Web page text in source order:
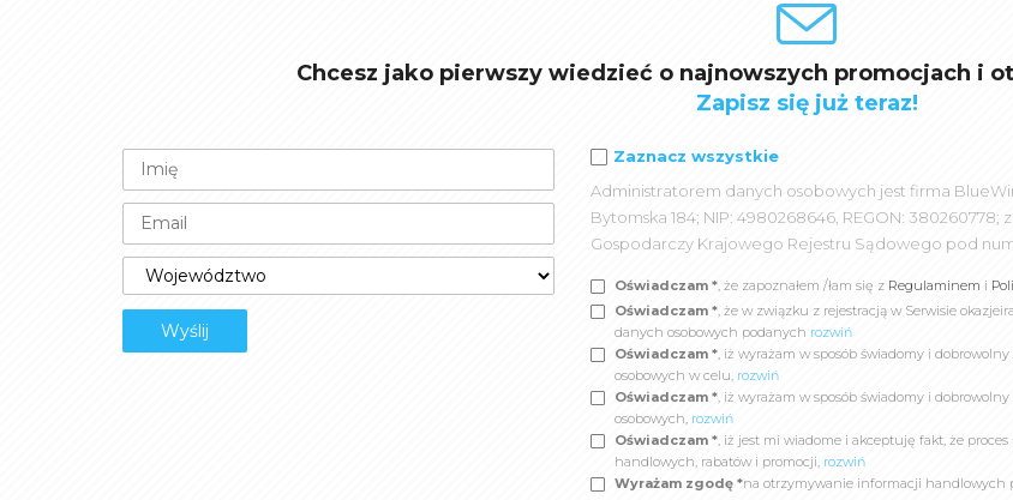
Chcesz jako pierwszy wiedzieć o najnowszych promocjach i
Zapisz się już teraz!
Zaznacz wszystkie
Administratorem danych osobowych jest firma
Bytomska 184; NIP: 4980268646, REGON:
Gospodarczy Krajowego Rejestru Sądowego pod
Oświadczam *, że zapoznałem /łam się z Regulaminem i
Oświadczam *, że w związku z rejestracją w Serwisie
danych osobowych podanych rozwiń
Oświadczam *, iż wyrażam w sposób świadomy i
osobowych w celu, rozwiń
Oświadczam *, iż wyrażam w sposób świadomy i
osobowych, rozwiń
Oświadczam *, iż jest mi wiadome i akceptuję fakt, że
handlowych, rabatów i promocji, rozwiń
Wyrażam zgodę *na otrzymywanie informacji handlowych